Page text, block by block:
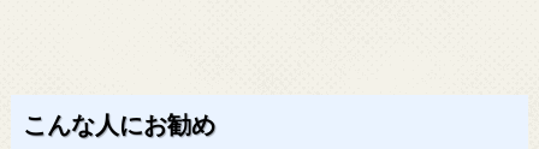
こんな人にお勧め